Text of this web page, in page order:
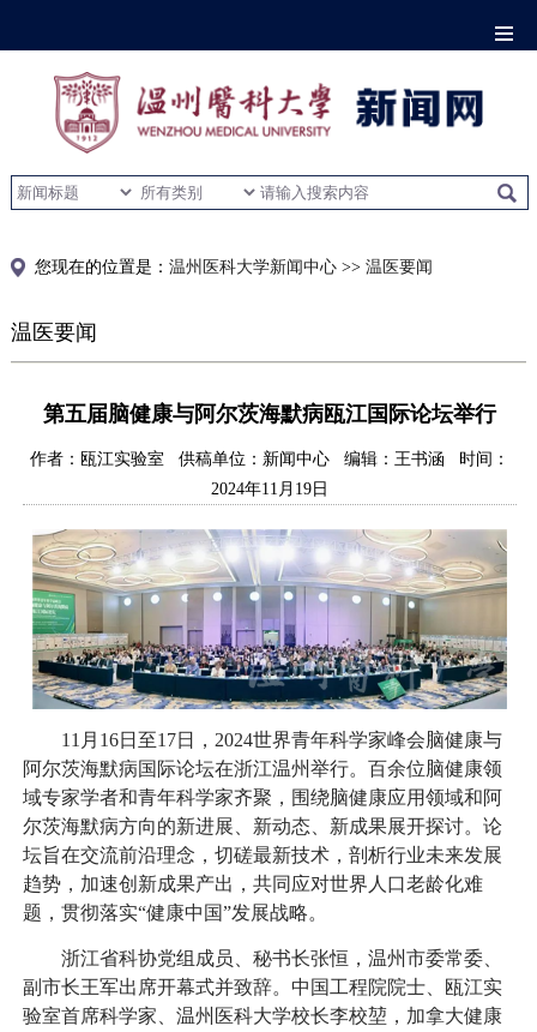
您现在的位置是 ： 温州医科大学新闻中心>> 温医要闻
温医要闻
第五届脑健康与阿尔茨海默病瓯江国际论坛举行
作者：瓯江实验室 供稿单位：新闻中心 编辑：王书涵
时间：
2024年11月19日
11月16日至17日，2024世界青年科学家峰会脑健康与
阿尔茨海默病国际论坛在浙江温州举行。百余位脑健康领
域专家学者和青年科学家齐聚，围绕脑健康应用领域和阿
尔茨海默病方向的新进展、新动态、新成果展开探讨。论
坛旨在交流前沿理念，切磋最新技术，剖析行业未来发展
趋势，加速创新成果产出，共同应对世界人口老龄化难
题，贯彻落实“健康中国”发展战略。
浙江省科协党组成员、秘书长张恒，温州市委常委、
副市长王军出席开幕式并致辞。中国工程院院士、瓯江实
验室首席科学家、温州医科大学校长李校堃，加拿大健康